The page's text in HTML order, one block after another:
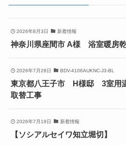
2026年8月3日 新着情報
神奈川県座間市 A様 浴室暖房
2026年7月28日 BDV-4106AUKNC-J3-BL
東京都八王子市 H様邸 3室用
取替工事
2026年7月19日 新着情報
【ソシアルセイワ知立堀切】